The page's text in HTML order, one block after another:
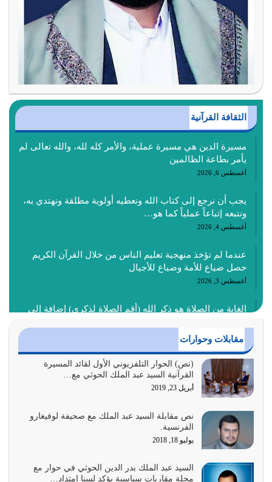
الثقافة القرآنية
مسيرة الدين هي مسيرة عملية، والأمر كله لله، والله تعالى لم
يأمر بطاعة الظالمين
أغسطس 6, 2026
يجب أن نرجع إلى كتاب الله ونعطيه أولوية مطلقة ونهتدي به،
ونتبعه إتباعاً عملياً كما هو…
أغسطس 4, 2026
عندما لم تؤخذ منهجية تعليم الناس من خلال القرآن الكريم
حصل ضياع للأمة وضياع للأجيال
أغسطس 3, 2026
الغاية من الصلاة هو ذكر الله (أقم الصلاة لذكري) إضافة إلى
أغسطس 2, 2026
السبب الرئيسي لشقاء الأمة الابتعاد عن كتاب الله والتعدي
لحدود الله بالإضافات للدين
أغسطس 1, 2026
أبرز أسباب الشقاء هو الإعراض عن ذكر الله وعن هدى الله
المتمثل في القرآن الكريم
يوليو 31, 2026
أولياء الشيطان كلما كانوا أكثر ولاءً وطاعة للشيطان كلما كانوا
مقابلات وحوارات
(نص) الحوار التلفزيوني الأول لقائد المسيرة
القرآنية السيد عبد الملك الحوثي مع…
أبريل 23, 2019
نص مقابلة السيد عبد الملك مع صحيفة لوفيغارو
الفرنسية.
يوليو 18, 2018
السيد عبد الملك بدر الدين الحوثي في حوار مع
مجلة مقاربات سياسية يؤكد لسنا امتداد…